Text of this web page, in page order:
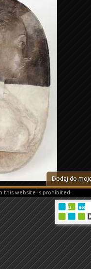
Dodaj do
this website is prohibited.